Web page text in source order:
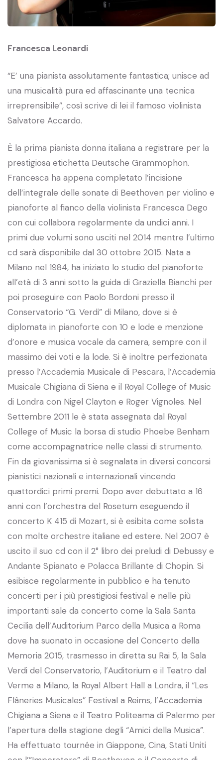
Francesca Leonardi
“E’ una pianista assolutamente fantastica; unisce ad
una musicalità pura ed affascinante una tecnica
irreprensibile”, così scrive di lei il famoso violinista
Salvatore Accardo.
È la prima pianista donna italiana a registrare per la
prestigiosa etichetta Deutsche Grammophon.
Francesca ha appena completato l’incisione
dell’integrale delle sonate di Beethoven per violino e
pianoforte al fianco della violinista Francesca Dego
con cui collabora regolarmente da undici anni. I
primi due volumi sono usciti nel 2014 mentre l’ultimo
cd sarà disponibile dal 30 ottobre 2015. Nata a
Milano nel 1984, ha iniziato lo studio del pianoforte
all’età di 3 anni sotto la guida di Graziella Bianchi per
poi proseguire con Paolo Bordoni presso il
Conservatorio “G. Verdi” di Milano, dove si è
diplomata in pianoforte con 10 e lode e menzione
d’onore e musica vocale da camera, sempre con il
massimo dei voti e la lode. Si è inoltre perfezionata
presso l’Accademia Musicale di Pescara, l’Accademia
Musicale Chigiana di Siena e il Royal College of Music
di Londra con Nigel Clayton e Roger Vignoles. Nel
Settembre 2011 le è stata assegnata dal Royal
College of Music la borsa di studio Phoebe Benham
come accompagnatrice nelle classi di strumento.
Fin da giovanissima si è segnalata in diversi concorsi
pianistici nazionali e internazionali vincendo
quattordici primi premi. Dopo aver debuttato a 16
anni con l’orchestra del Rosetum eseguendo il
concerto K 415 di Mozart, si è esibita come solista
con molte orchestre italiane ed estere. Nel 2007 è
uscito il suo cd con il 2° libro dei preludi di Debussy e
Andante Spianato e Polacca Brillante di Chopin. Si
esibisce regolarmente in pubblico e ha tenuto
concerti per i più prestigiosi festival e nelle più
importanti sale da concerto come la Sala Santa
Cecilia dell’Auditorium Parco della Musica a Roma
dove ha suonato in occasione del Concerto della
Memoria 2015, trasmesso in diretta su Rai 5, la Sala
Verdi del Conservatorio, l’Auditorium e il Teatro dal
Verme a Milano, la Royal Albert Hall a Londra, il “Les
Flâneries Musicales” Festival a Reims, l’Accademia
Chigiana a Siena e il Teatro Politeama di Palermo per
l’apertura della stagione degli “Amici della Musica”.
Ha effettuato tournée in Giappone, Cina, Stati Uniti